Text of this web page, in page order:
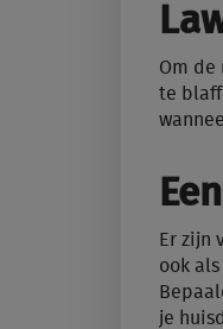
Om
te
Er zijn
ook
je